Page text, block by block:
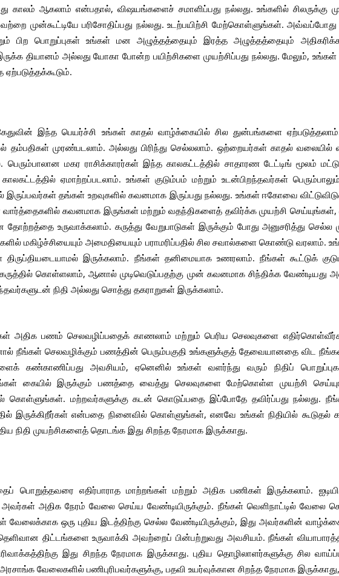
காலம் ஆகலாம் என்பதால், விஷயங்களைச் சமாளிப்பது நல்லது. உங்களில் சிலருக்கு
முன்கூட்டியே பரிசோதிப்பது நல்லது. உடற்பயிற்சி மேற்கொள்ளுங்கள்.
பிற பொறுப்புகள் உங்கள் மன அழுத்தத்தையும் இரத்த அழுத்தத்தையும்
தியானம் அல்லது யோகா போன்ற பயிற்சிகளை முயற்சிப்பது நல்லது. மேலும், உங்கள்
இந்த பெயர்ச்சி உங்கள் காதல் வாழ்க்கையில் சில துன்பங்களை
தம்பதிகள் முரண்படலாம். அல்லது பிரிந்து செல்லலாம். ஒற்றையர்கள் காதல் வலையில்
பெரும்பாலான மகர ராசிக்காரர்கள் இந்த காலகட்டத்தில் சாதாரண டேட்டிங் மூலம்
ஏமாற்றப்படலாம். உங்கள் குடும்பம் மற்றும் உடன்பிறந்தவர்கள்
இருப்பவர்கள் தங்கள் உறவுகளில் கவனமாக இருப்பது நல்லது. உங்கள் ஈகோவை
வார்த்தைகளில் கவனமாக இருங்கள் மற்றும் வதந்திகளைத் தவிர்க்க முயற்சி
தோற்றத்தை உருவாக்கலாம். கருத்து வேறுபாடுகள் இருக்கும் போது அனுசரித்து
மகிழ்ச்சியையும் அமைதியையும் பராமரிப்பதில் சில சவால்களை கொண்டு வரலாம்.
இருக்கலாம். நீங்கள் தனிமையாக உணரலாம். நீங்கள் கூட்டுக்
கொள்ளலாம், ஆனால் முடிவெடுப்பதற்கு முன் கவனமாக சிந்திக்க வேண்டியது
நிதி அல்லது சொத்து தகராறுகள் இருக்கலாம்.
அதிக பணம் செலவழிப்பதைக் காணலாம் மற்றும் பெரிய செலவுகளை
நீங்கள் செலவழிக்கும் பணத்தின் பெரும்பகுதி உங்களுக்குத் தேவையானதை விட
கண்காணிப்பது அவசியம், ஏனெனில் உங்கள் வளர்ந்து வரும் நிதிப்
கையில் இருக்கும் பணத்தை வைத்து செலவுகளை மேற்கொள்ள முயற்சி
கொள்ளுங்கள். மற்றவர்களுக்கு கடன் கொடுப்பதை இப்போதே தவிர்ப்பது நல்லது.
இருக்கிறீர்கள் என்பதை நினைவில் கொள்ளுங்கள், எனவே உங்கள் நிதியில் கூடுதல்
நிதி முயற்சிகளைத் தொடங்க இது சிறந்த நேரமாக இருக்காது.
பொறுத்தவரை எதிர்பாராத மாற்றங்கள் மற்றும் அதிக பணிகள் இருக்கலாம். ஐடியில்
அதிக நேரம் வேலை செய்ய வேண்டியிருக்கும். நீங்கள் வெளிநாட்டில் வேலை
வேலைக்காக ஒரு புதிய இடத்திற்கு செல்ல வேண்டியிருக்கும், இது அவர்களின்
திட்டங்களை உருவாக்கி அவற்றைப் பின்பற்றுவது அவசியம். நீங்கள்
இது சிறந்த நேரமாக இருக்காது. புதிய தொழிலாளர்களுக்கு சில
அரசாங்க வேலைகளில் பணிபுரிபவர்களுக்கு, பதவி உயர்வுக்கான சிறந்த நேரமாக